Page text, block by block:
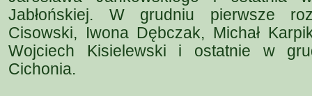
Jabłońskiej. W grudniu pierwsze
Cisowski, Iwona Dębczak, Michał
Wojciech Kisielewski i ostatnie w
Cichonia.